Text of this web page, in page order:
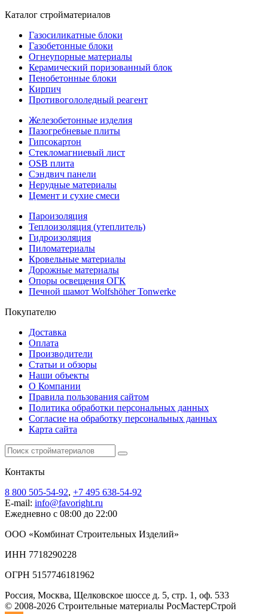
Каталог стройматериалов
Газосиликатные блоки
Газобетонные блоки
Огнеупорные материалы
Керамический поризованный блок
Пенобетонные блоки
Кирпич
Противогололедный реагент
Железобетонные изделия
Пазогребневые плиты
Гипсокартон
Стекломагниевый лист
OSB плита
Сэндвич панели
Нерудные материалы
Цемент и сухие смеси
Пароизоляция
Теплоизоляция (утеплитель)
Гидроизоляция
Пиломатериалы
Кровельные материалы
Дорожные материалы
Опоры освещения ОГК
Печной шамот Wolfshöher Tonwerke
Покупателю
Доставка
Оплата
Производители
Статьи и обзоры
Наши объекты
О Компании
Правила пользования сайтом
Политика обработки персональных данных
Согласие на обработку персональных данных
Карта сайта
Контакты
8 800 505-54-92, +7 495 638-54-92
E-mail: info@favoright.ru
Ежедневно с 08:00 до 22:00
ООО «Комбинат Строительных Изделий»
ИНН 7718290228
ОГРН 5157746181962
Россия, Москва, Щелковское шоссе д. 5, стр. 1, оф. 533
© 2008-2026 Строительные материалы РосМастерСтрой